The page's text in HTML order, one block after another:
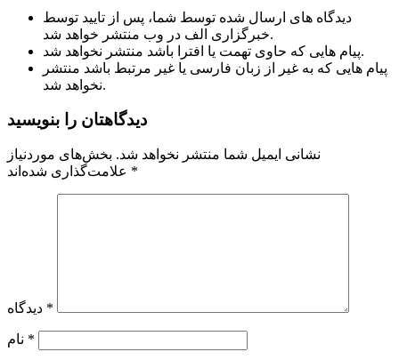
دیدگاه های ارسال شده توسط شما، پس از تایید توسط
خبرگزاری الف در وب منتشر خواهد شد.
پیام هایی که حاوی تهمت یا افترا باشد منتشر نخواهد شد.
پیام هایی که به غیر از زبان فارسی یا غیر مرتبط باشد منتشر
نخواهد شد.
دیدگاهتان را بنویسید
نشانی ایمیل شما منتشر نخواهد شد. بخش‌های موردنیاز
*
*
*